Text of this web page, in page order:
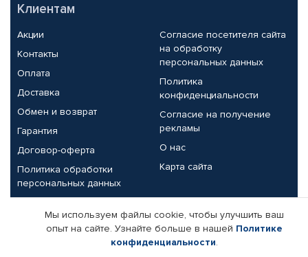
Клиентам
Акции
Контакты
Оплата
Доставка
Обмен и возврат
Гарантия
Договор-оферта
Политика обработки
персональных данных
Согласие посетителя сайта
на обработку
персональных данных
Политика
конфиденциальности
Согласие на получение
рекламы
О нас
Карта сайта
Партнерам
Корпоративным клиентам
Реквизиты компании
Мы используем файлы cookie, чтобы улучшить ваш
опыт на сайте. Узнайте больше в нашей Политике
конфиденциальности.